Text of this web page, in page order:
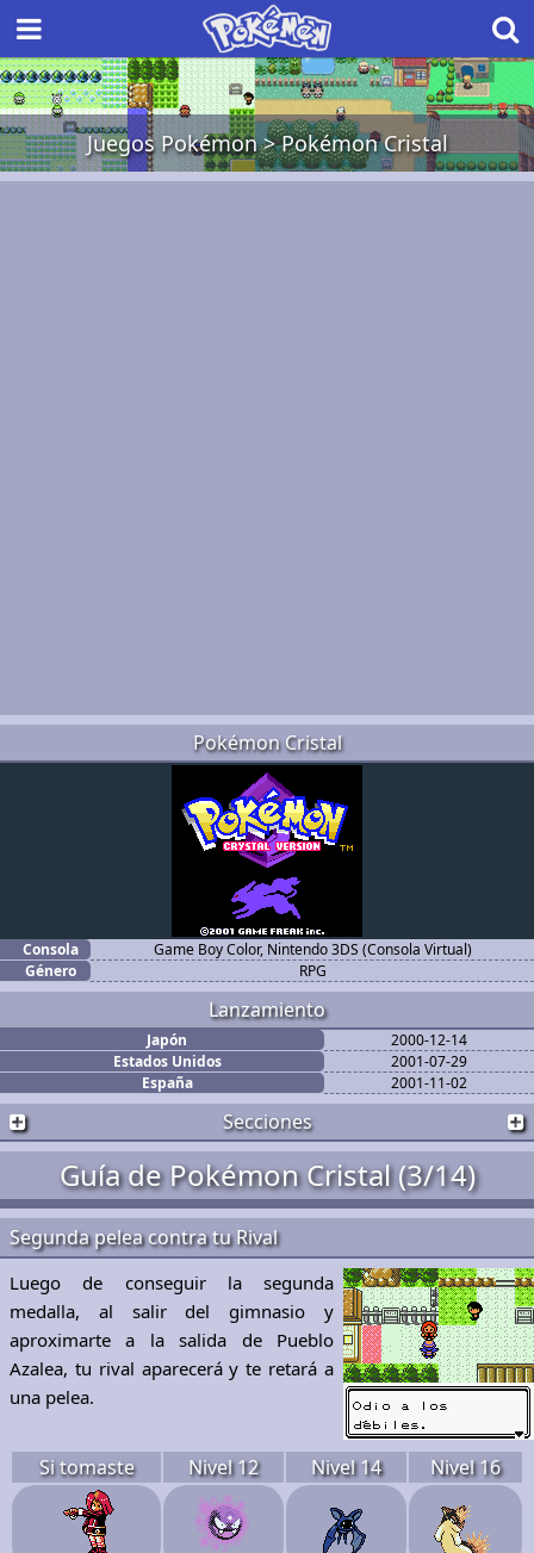
Juegos Pokémon>Pokémon Cristal
Pokémon Cristal
Consola
Game Boy Color, Nintendo 3DS (Consola Virtual)
Género
RPG
Lanzamiento
Japón
2000-12-14
Estados Unidos
2001-07-29
España
2001-11-02
Secciones
Guía de Pokémon Cristal (3/14)
Segunda pelea contra tu Rival
Luego de conseguir la segunda
medalla, al salir del gimnasio y
aproximarte a la salida de Pueblo
Azalea, tu rival aparecerá y te retará a
una pelea.
Si tomaste Nivel 12 Nivel 14 Nivel 16